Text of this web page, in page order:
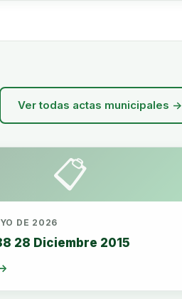
Ver todas actas municipales →
📋
DE 2026
28 Diciembre 2015